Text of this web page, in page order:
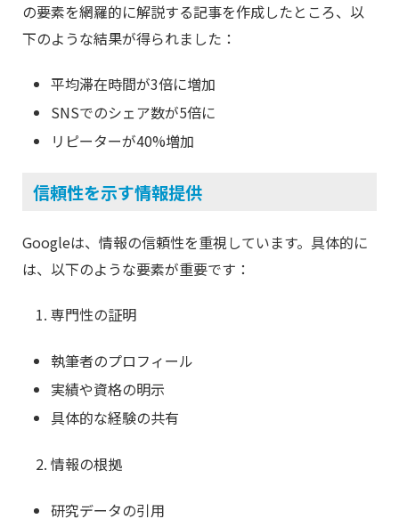
の要素を網羅的に解説する記事を作成したところ、以
下のような結果が得られました：
平均滞在時間が3倍に増加
SNSでのシェア数が5倍に
リピーターが40%増加
信頼性を示す情報提供
Googleは、情報の信頼性を重視しています。具体的に
は、以下のような要素が重要です：
専門性の証明
執筆者のプロフィール
実績や資格の明示
具体的な経験の共有
情報の根拠
研究データの引用